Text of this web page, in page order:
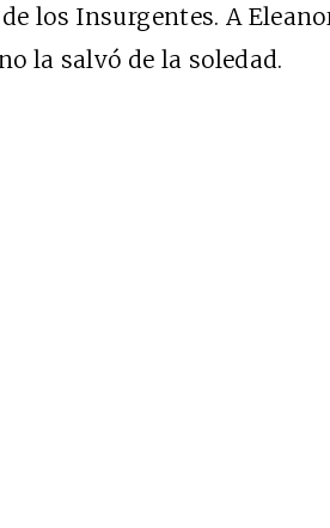
los Insurgentes. A
la salvó de la soledad.